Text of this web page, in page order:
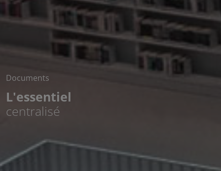
Documents
L'essentiel
centralisé